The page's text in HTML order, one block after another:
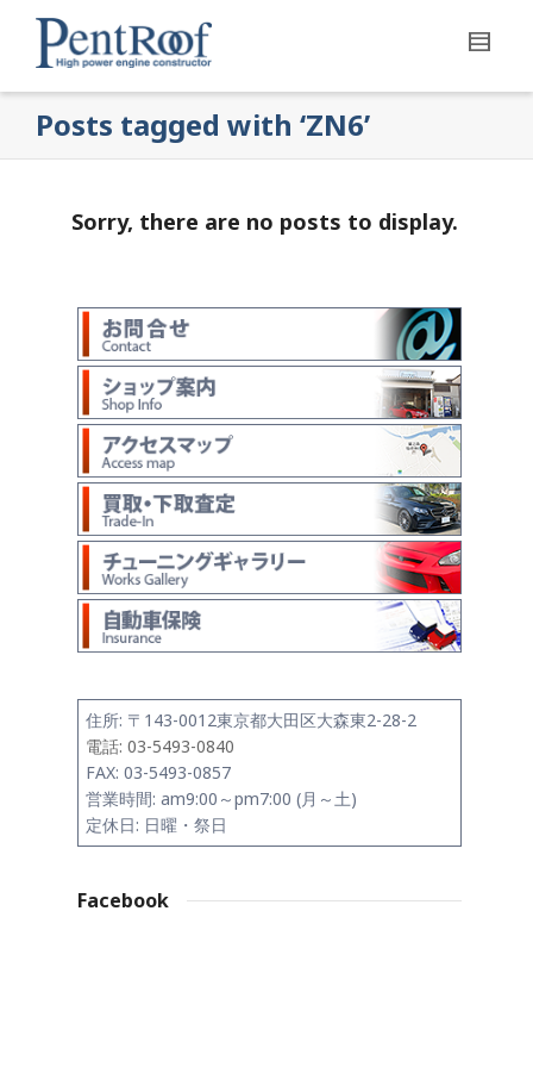
Posts tagged with ‘ZN6’
Sorry, there are no posts to display.
住所: 〒143-0012東京都大田区大森東2-28-2
電話: 03-5493-0840
FAX: 03-5493-0857
営業時間: am9:00～pm7:00 (月～土)
定休日: 日曜・祭日
Facebook